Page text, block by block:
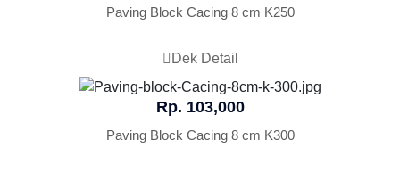
Paving Block Cacing 8 cm K250
Dek Detail
Rp. 103,000
Paving Block Cacing 8 cm K300